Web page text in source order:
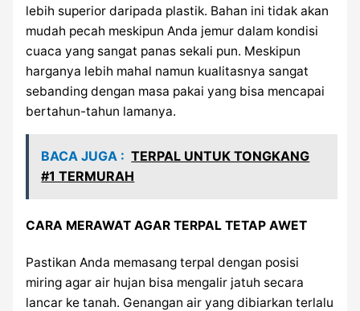
lebih superior daripada plastik. Bahan ini tidak akan
mudah pecah meskipun Anda jemur dalam kondisi
cuaca yang sangat panas sekali pun. Meskipun
harganya lebih mahal namun kualitasnya sangat
sebanding dengan masa pakai yang bisa mencapai
bertahun-tahun lamanya.
BACA JUGA : TERPAL UNTUK TONGKANG
#1 TERMURAH
CARA MERAWAT AGAR TERPAL TETAP AWET
Pastikan Anda memasang terpal dengan posisi
miring agar air hujan bisa mengalir jatuh secara
lancar ke tanah. Genangan air yang dibiarkan terlalu